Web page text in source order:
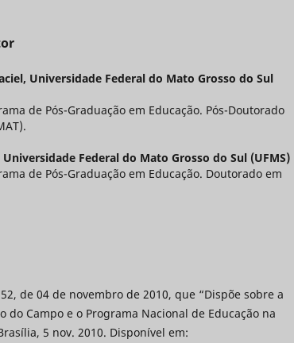
Universidade Federal do Mato Grosso do Sul
de Pós-Graduação em Educação. Pós-Doutorado
Universidade Federal do Mato Grosso do Sul (UFMS)
de Pós-Graduação em Educação. Doutorado em
de 04 de novembro de 2010, que “Dispõe sobre a
do Campo e o Programa Nacional de Educação na
5 nov. 2010. Disponível em: